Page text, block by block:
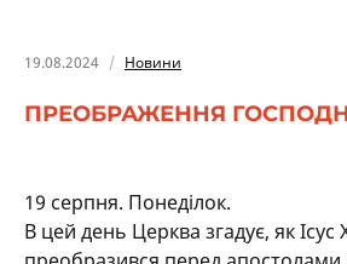
19.08.2024 Новини
ПРЕОБРАЖЕННЯ
19 серпня. Понеділок.
В цей день Церква згадує, як Ісус